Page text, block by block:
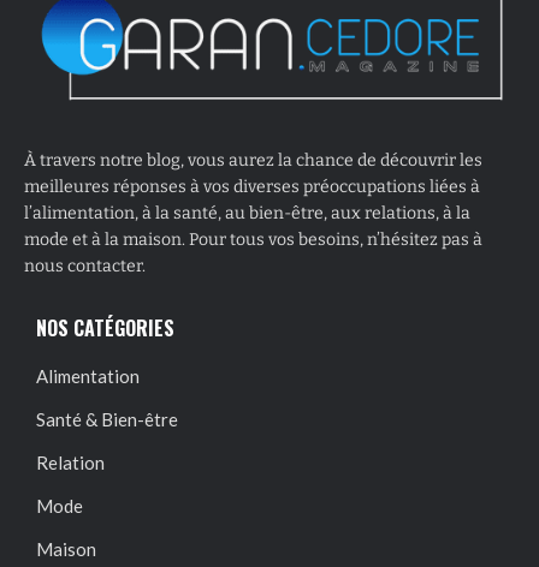
À travers notre blog, vous aurez la chance de découvrir les
meilleures réponses à vos diverses préoccupations liées à
l’alimentation, à la santé, au bien-être, aux relations, à la
mode et à la maison. Pour tous vos besoins, n’hésitez pas à
nous contacter.
NOS CATÉGORIES
Alimentation
Santé & Bien-être
Relation
Mode
Maison